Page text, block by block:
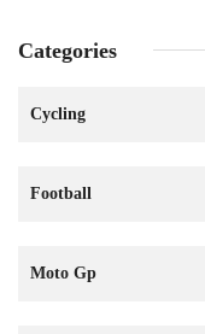
Categories
Cycling
Football
Moto Gp